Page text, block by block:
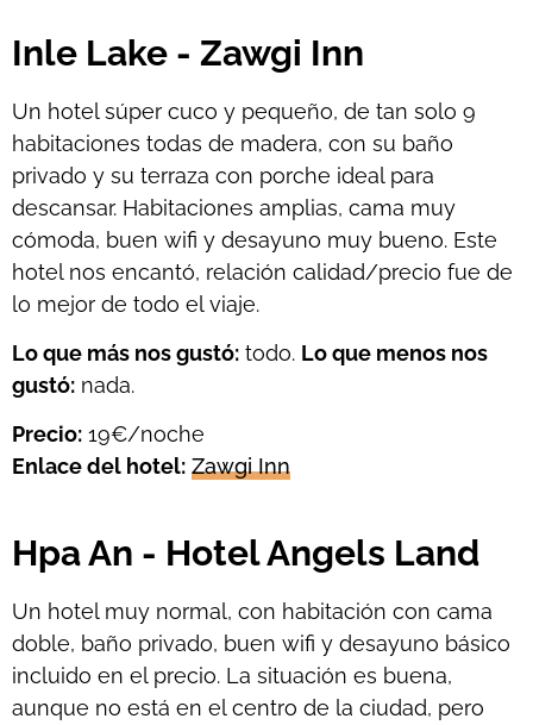
Inle Lake - Zawgi Inn
Un hotel súper cuco y pequeño, de tan solo 9
habitaciones todas de madera, con su baño
privado y su terraza con porche ideal para
descansar. Habitaciones amplias, cama muy
cómoda, buen wifi y desayuno muy bueno. Este
hotel nos encantó, relación calidad/precio fue de
lo mejor de todo el viaje.
Lo que más nos gustó: todo. Lo que menos nos
gustó: nada.
Precio: 19€/noche
Enlace del hotel: Zawgi Inn
Hpa An - Hotel Angels Land
Un hotel muy normal, con habitación con cama
doble, baño privado, buen wifi y desayuno básico
incluido en el precio. La situación es buena,
aunque no está en el centro de la ciudad, pero